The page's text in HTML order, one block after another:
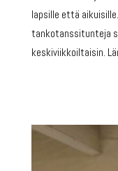
lapsille että
tankotanssitunteja
keskiviikkoiltaisin.